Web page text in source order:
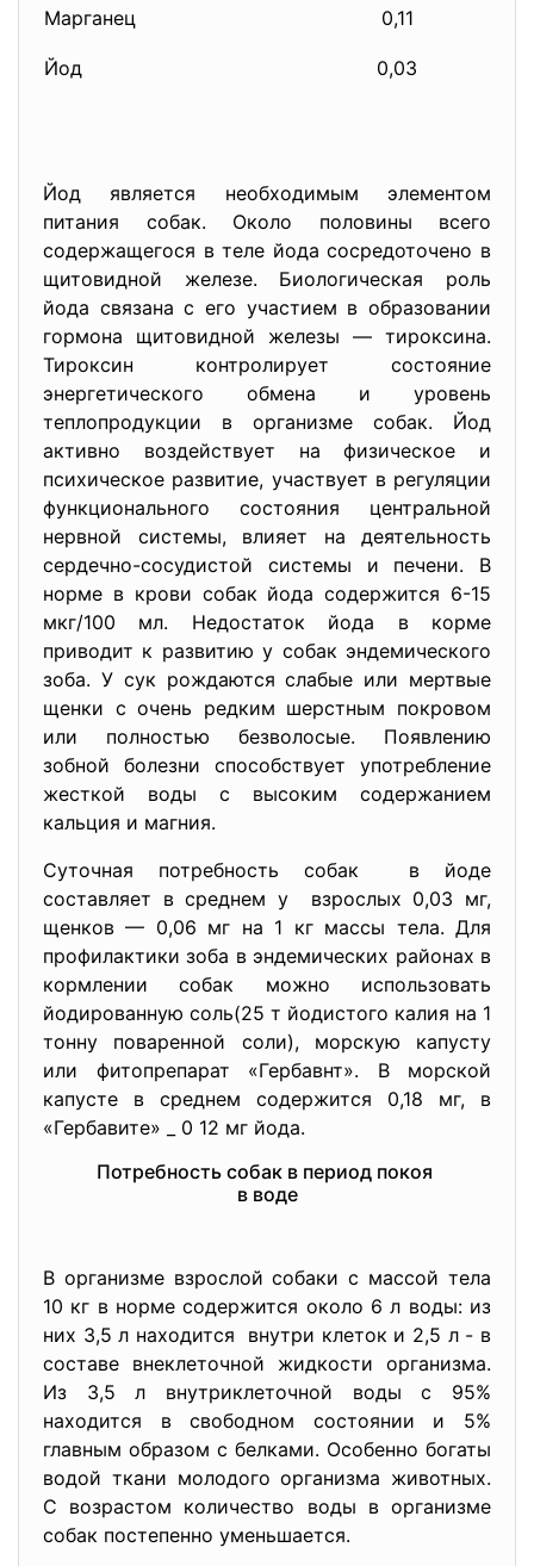
Марганец 0,11
Йод 0,03
Йод является необходимым элементом
питания собак. Около половины всего
содержащегося в теле йода сосредоточено в
щитовидной железе. Биологическая роль
йода связана с его участием в образовании
гормона щитовидной железы — тироксина.
Тироксин контролирует состояние
энергетического обмена и уровень
теплопродукции в организме собак. Йод
активно воздействует на физическое и
психическое развитие, участвует в регуляции
функционального состояния центральной
нервной системы, влияет на деятельность
сердечно-сосудистой системы и печени. В
норме в крови собак йода содержится 6-15
мкг/100 мл. Недостаток йода в корме
приводит к развитию у собак эндемического
зоба. У сук рождаются слабые или мертвые
щенки с очень редким шерстным покровом
или полностью безволосые. Появлению
зобной болезни способствует употребление
жесткой воды с высоким содержанием
кальция и магния.
Суточная потребность собак в йоде
составляет в среднем у взрослых 0,03 мг,
щенков — 0,06 мг на 1 кг массы тела. Для
профилактики зоба в эндемических районах в
кормлении собак можно использовать
йодированную соль(25 т йодистого калия на 1
тонну поваренной соли), морскую капусту
или фитопрепарат «Гербавнт». В морской
капусте в среднем содержится 0,18 мг, в
«Гербавите» _ 0 12 мг йода.
Потребность собак в период покоя
в воде
В организме взрослой собаки с массой тела
10 кг в норме содержится около 6 л воды: из
них 3,5 л находится внутри клеток и 2,5 л - в
составе внеклеточной жидкости организма.
Из 3,5 л внутриклеточной воды с 95%
находится в свободном состоянии и 5%
главным образом с белками. Особенно богаты
водой ткани молодого организма животных.
С возрастом количество воды в организме
собак постепенно уменьшается.